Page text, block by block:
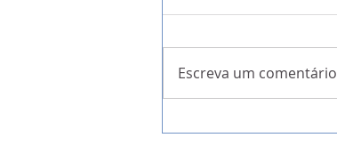
Escreva um comentário